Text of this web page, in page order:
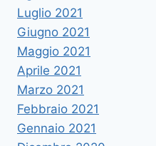
Luglio 2021
Giugno 2021
Maggio 2021
Aprile 2021
Marzo 2021
Febbraio 2021
Gennaio 2021